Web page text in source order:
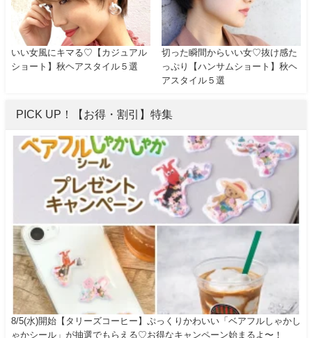
いい女風にキマる♡【カジュアル
ショート】秋ヘアスタイル５選
切った瞬間からいい女♡抜け感た
っぷり【ハンサムショート】秋ヘ
アスタイル５選
PICK UP！【お得・割引】特集
8/5(水)開始【タリーズコーヒー】ぷっくりかわいい「ベアフルしゃかし
ゃかシール」が抽選でもらえる♡お得なキャンペーン始まるよ〜！